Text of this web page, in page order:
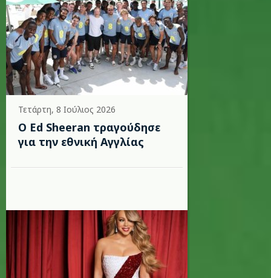
Τετάρτη, 8 Ιούλιος 2026
Ο Ed Sheeran τραγούδησε
για την εθνική Αγγλίας